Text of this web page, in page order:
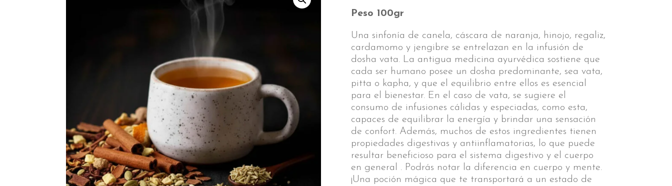
Peso 100gr
Una sinfonía de canela, cáscara de naranja, hinojo, regaliz,
cardamomo y jengibre se entrelazan en la infusión de
dosha vata. La antigua medicina ayurvédica sostiene que
cada ser humano posee un dosha predominante, sea vata,
pitta o kapha, y que el equilibrio entre ellos es esencial
para el bienestar. En el caso de vata, se sugiere el
consumo de infusiones cálidas y especiadas, como esta,
capaces de equilibrar la energía y brindar una sensación
de confort. Además, muchos de estos ingredientes tienen
propiedades digestivas y antiinflamatorias, lo que puede
resultar beneficioso para el sistema digestivo y el cuerpo
en general . Podrás notar la diferencia en cuerpo y mente.
¡Una poción mágica que te transportará a un estado de